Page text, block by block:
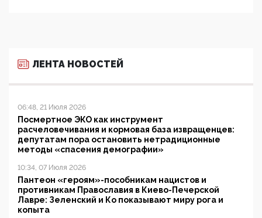
ЛЕНТА НОВОСТЕЙ
06:48, 21 Июля 2026
Посмертное ЭКО как инструмент
расчеловечивания и кормовая база извращенцев:
депутатам пора остановить нетрадиционные
методы «спасения демографии»
10:34, 07 Июля 2026
Пантеон «героям»-пособникам нацистов и
противникам Православия в Киево-Печерской
Лавре: Зеленский и Ко показывают миру рога и
копыта